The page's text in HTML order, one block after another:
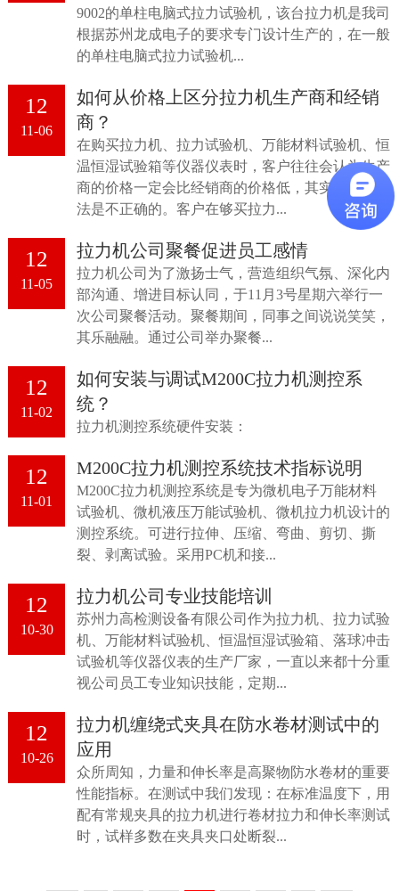
9002的单柱电脑式拉力试验机，该台拉力机是我司
根据苏州龙成电子的要求专门设计生产的，在一般
的单柱电脑式拉力试验机...
12
11-06
如何从价格上区分拉力机生产商和经销
商？
在购买拉力机、拉力试验机、万能材料试验机、恒
温恒湿试验箱等仪器仪表时，客户往往会认为生产
商的价格一定会比经销商的价格低，其实这样的想
法是不正确的。客户在够买拉力...
12
11-05
拉力机公司聚餐促进员工感情
拉力机公司为了激扬士气，营造组织气氛、深化内
部沟通、增进目标认同，于11月3号星期六举行一
次公司聚餐活动。聚餐期间，同事之间说说笑笑，
其乐融融。通过公司举办聚餐...
12
11-02
如何安装与调试M200C拉力机测控系
统？
拉力机测控系统硬件安装：
12
11-01
M200C拉力机测控系统技术指标说明
M200C拉力机测控系统是专为微机电子万能材料
试验机、微机液压万能试验机、微机拉力机设计的
测控系统。可进行拉伸、压缩、弯曲、剪切、撕
裂、剥离试验。采用PC机和接...
12
10-30
拉力机公司专业技能培训
苏州力高检测设备有限公司作为拉力机、拉力试验
机、万能材料试验机、恒温恒湿试验箱、落球冲击
试验机等仪器仪表的生产厂家，一直以来都十分重
视公司员工专业知识技能，定期...
12
10-26
拉力机缠绕式夹具在防水卷材测试中的
应用
众所周知，力量和伸长率是高聚物防水卷材的重要
性能指标。在测试中我们发现：在标准温度下，用
配有常规夹具的拉力机进行卷材拉力和伸长率测试
时，试样多数在夹具夹口处断裂...